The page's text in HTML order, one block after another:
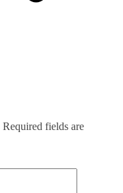
Required fields are